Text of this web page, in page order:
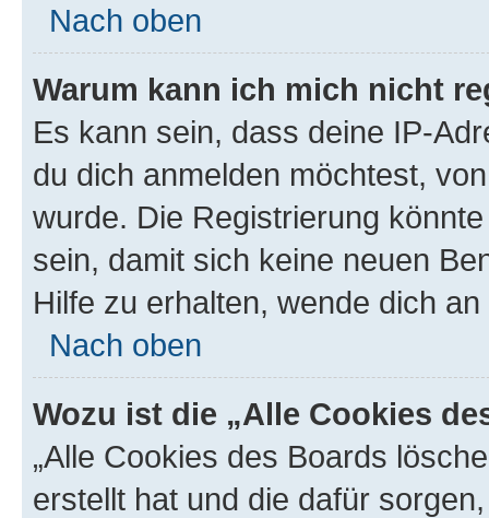
Nach oben
Warum kann ich mich nicht
Es kann sein, dass deine IP-
du dich anmelden möchtest,
wurde. Die Registrierung
sein, damit sich keine neuen
Hilfe zu erhalten, wende dich
Nach oben
Wozu ist die „Alle Cookies
„Alle Cookies des Boards
erstellt hat und die dafür